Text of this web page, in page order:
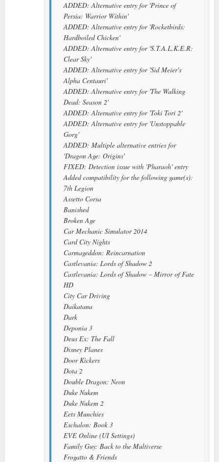
ADDED: Alternative entry for 'Prince of
Persia: Warrior Within'
ADDED: Alternative entry for 'Rocketbirds:
Hardboiled Chicken'
ADDED: Alternative entry for 'S.T.A.L.K.E.R:
Clear Sky'
ADDED: Alternative entry for 'Sid Meier's
Alpha Centauri'
ADDED: Alternative entry for 'The Walking
Dead: Season 2'
ADDED: Alternative entry for 'Toki Tori 2'
ADDED: Alternative entry for 'Unstoppable
Gorg'
ADDED: Multiple alternative entries for
'Dragon Age: Origins'
FIXED: Detection issue with 'Pharaoh' entry
Added compatibility for the following game(s):
7th Legion
Assetto Corsa
Banished
Broken Age
Car Mechanic Simulator 2014
Card City Nights
Carmageddon: Reincarnation
Castlevania: Lords of Shadow 2
Castlevania: Lords of Shadow – Mirror of Fate
HD
City Car Driving
Daikatana
Dark
Deponia 3
Deus Ex: The Fall
Disney Planes
Door Kickers
Dota 2
Double Dragon: Neon
Duke Nukem
Duke Nukem 2
Eets Munchies
Eschalon: Book 3
EVE Online (UI Settings)
Family Guy: Back to the Multiverse
Frogatto & Friends